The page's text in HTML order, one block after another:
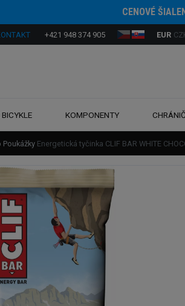
CENOVÉ
+421 948 374 905 EUR
KOMPONENTY
Poukážky Energetická tyčinka CLIF BAR WHITE